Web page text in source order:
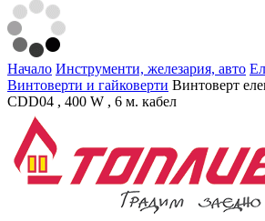
Начало Инструменти, железария, авто
Винтоверти и гайковерти Винтоверт
CDD04 , 400 W , 6 м. кабел